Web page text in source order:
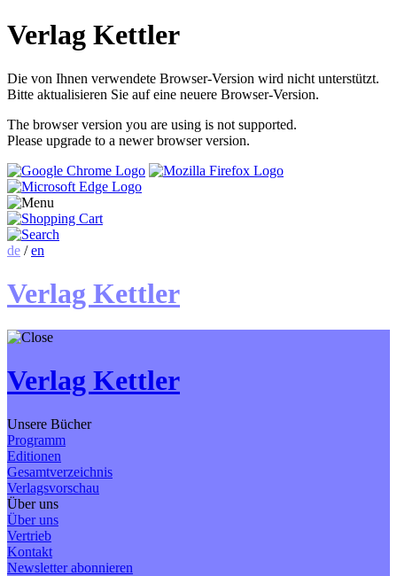
Verlag Kettler
Die von Ihnen verwendete Browser-Version wird nicht unterstützt.
Bitte aktualisieren Sie auf eine neuere Browser-Version.
The browser version you are using is not supported.
Please upgrade to a newer browser version.
de /en
Verlag Kettler
Verlag Kettler
Unsere Bücher
Programm
Editionen
Gesamtverzeichnis
Verlagsvorschau
Über uns
Über uns
Vertrieb
Kontakt
Newsletter abonnieren